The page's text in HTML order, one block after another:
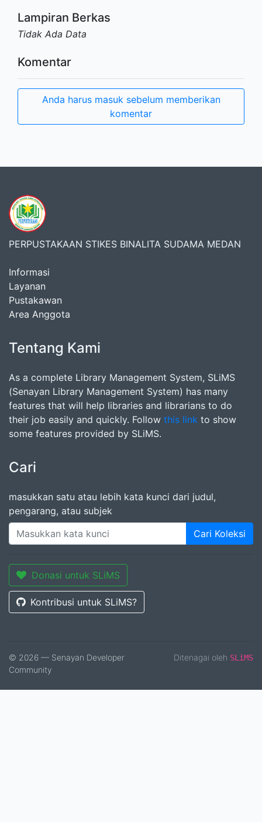
Lampiran Berkas
Tidak Ada Data
Komentar
Anda harus masuk sebelum memberikan
komentar
PERPUSTAKAAN STIKES BINALITA SUDAMA MEDAN
Informasi
Layanan
Pustakawan
Area Anggota
Tentang Kami
As a complete Library Management System, SLiMS
(Senayan Library Management System) has many
features that will help libraries and librarians to do
their job easily and quickly. Follow this link to show
some features provided by SLiMS.
Cari
masukkan satu atau lebih kata kunci dari judul,
pengarang, atau subjek
Cari Koleksi
Donasi untuk SLiMS
Kontribusi untuk SLiMS?
© 2026 — Senayan Developer
Community
Ditenagai oleh SLiMS